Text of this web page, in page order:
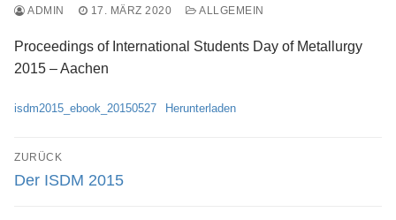
ADMIN 17. MÄRZ 2020 ALLGEMEIN
Proceedings of International Students Day of Metallurgy
2015 – Aachen
isdm2015_ebook_20150527 Herunterladen
Beitrags-
Navigation
ZURÜCK
Vorheriger
Der ISDM 2015